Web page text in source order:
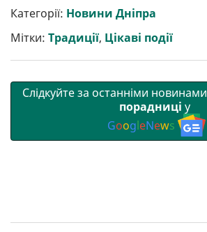
р
и
и
b
o
k
t
e
l g
r
a
m p
Категорії: Новини Дніпра
Мітки: Традиції, Цікаві події
Слідкуйте за останніми новинами
порадниці у
GoogleNews